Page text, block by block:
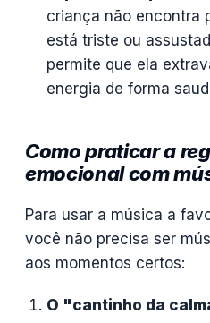
criança não encontra
está triste ou
permite que ela
energia de forma
Como praticar a
emocional com
Para usar a música a
você não precisa ser
aos momentos certos:
O "cantinho da